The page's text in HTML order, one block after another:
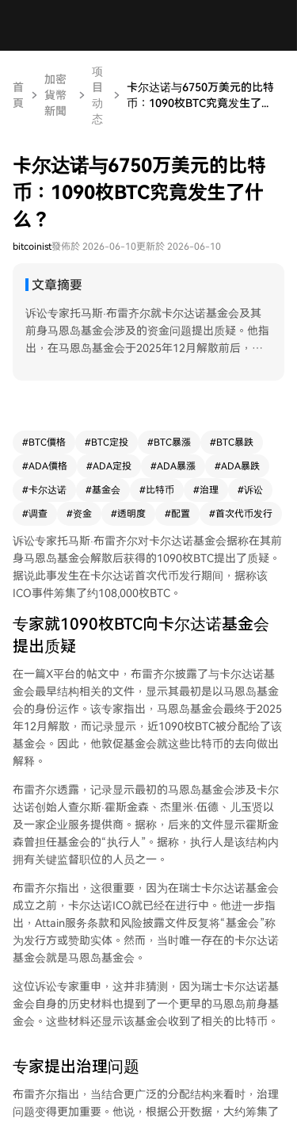
首
頁
加密
貨幣
新聞
项
目
动
态
卡尔达诺与6750万美元的比特
币：1090枚BTC究竟发生了...
卡尔达诺与6750万美元的比特
币：1090枚BTC究竟发生了什
么？
bitcoinist發佈於 2026-06-10更新於 2026-06-10
文章摘要
诉讼专家托马斯·布雷齐尔就卡尔达诺基金会及其
前身马恩岛基金会涉及的资金问题提出质疑。他指
出，在马恩岛基金会于2025年12月解散前后，记
创始人查尔斯·霍斯金森等人曾参与其中。他强
达诺的首次代币发行已经启动，而当时的发行条款
中提及的“基金会”唯一指向马恩岛实体。 专家进
比特币的ICO中，大部分ADA代币供应和比特币收
益流向了关联的营利性开发实体。他质疑，当同一
批人既管理基金会又控制主要受益实体时，如何确
保对ICO参与者的公平性，相关利益冲突是否经过
披露与独立审查。 布雷齐尔澄清其目的并非指控
投资者保护机制的答案。截至发稿时，ADA价格约
为0.16美元，日内下跌超4%。
#BTC價格 #BTC定投 #BTC暴漲 #BTC暴跌
#ADA價格 #ADA定投 #ADA暴漲 #ADA暴跌
#卡尔达诺 #基金会 #比特币 #治理 #诉讼
#调查 #资金 #透明度 #配置 #首次代币发行
诉讼专家托马斯·布雷齐尔对卡尔达诺基金会据称在其前
身马恩岛基金会解散后获得的1090枚BTC提出了质疑。
据说此事发生在卡尔达诺首次代币发行期间，据称该
ICO事件筹集了约108,000枚BTC。
专家就1090枚BTC向卡尔达诺基金会
提出质疑
在一篇X平台的帖文中，布雷齐尔披露了与卡尔达诺基
金会最早结构相关的文件，显示其最初是以马恩岛基金
会的身份运作。该专家指出，马恩岛基金会最终于2025
年12月解散，而记录显示，近1090枚BTC被分配给了该
基金会。因此，他敦促基金会就这些比特币的去向做出
解释。
布雷齐尔透露，记录显示最初的马恩岛基金会涉及卡尔
达诺创始人查尔斯·霍斯金森 、杰里米·伍德、儿玉贤以
及一家企业服务提供商。据称，后来的文件显示霍斯金
森曾担任基金会的“执行人”。据称，执行人是该结构内
拥有关键监督职位的人员之一。
布雷齐尔指出，这很重要，因为在瑞士卡尔达诺基金会
成立之前， 卡尔达诺ICO就已经在进行中。他进一步指
出，Attain服务条款和风险披露文件反复将“基金会”称
为发行方或赞助实体。然而，当时唯一存在的卡尔达诺
基金会就是马恩岛基金会。
这位诉讼专家重申，这并非猜测，因为瑞士卡尔达诺基
金会自身的历史材料也提到了一个更早的马恩岛前身基
金会。这些材料还显示该基金会收到了相关的比特币。
专家提出治理问题
布雷齐尔指出，当结合更广泛的分配结构来看时，治理
问题变得更加重要。他说，根据公开数据，大约筹集了